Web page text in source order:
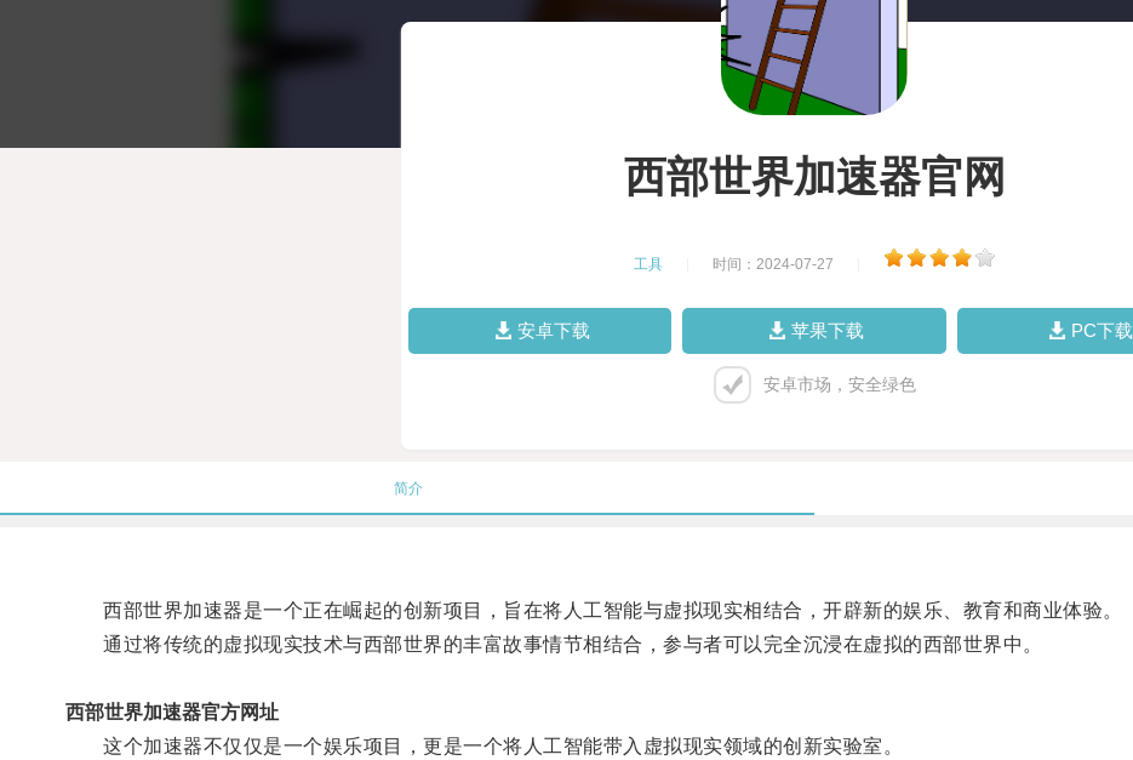
西部世界加速器官网
工具 时间：2024-07-27
安卓下载 苹果下载 PC下载
安卓市场，安全绿色
简介
西部世界加速器是一个正在崛起的创新项目，旨在将人工智能与虚拟现实相结合，开辟新的娱乐、教育和商业体验。
通过将传统的虚拟现实技术与西部世界的丰富故事情节相结合，参与者可以完全沉浸在虚拟的西部世界中。
西部世界加速器官方网址
这个加速器不仅仅是一个娱乐项目，更是一个将人工智能带入虚拟现实领域的创新实验室。